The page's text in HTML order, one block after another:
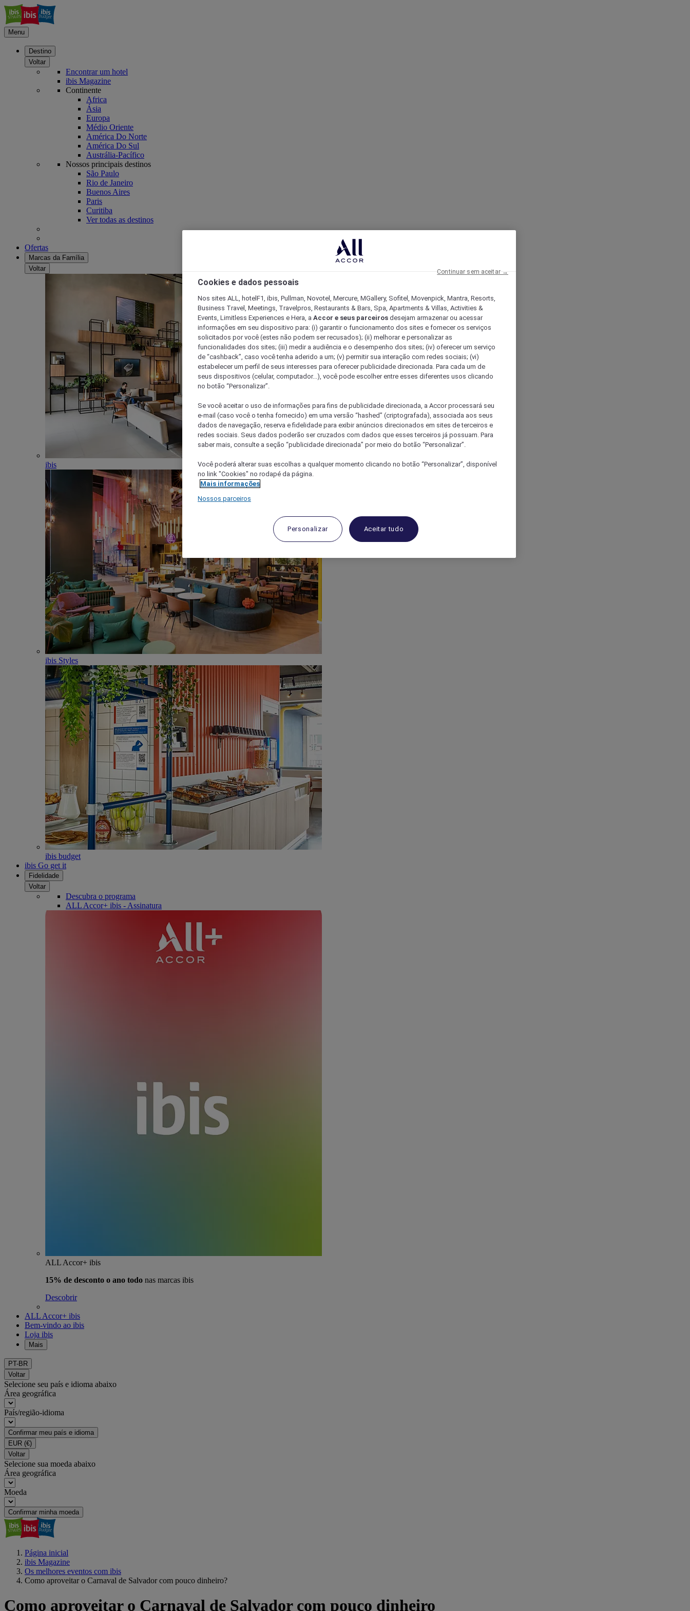
Menu
Destino
Voltar
Encontrar um hotel
ibis Magazine
Continente
Africa
Ásia
Europa
Médio Oriente
América Do Norte
América Do Sul
Austrália-Pacífico
Nossos principais destinos
São Paulo
Rio de Janeiro
Buenos Aires
Paris
Curitiba
Ver todas as destinos
Ofertas
Marcas da Família
Voltar
ibis
ibis Styles
ibis budget
ibis Go get it
Fidelidade
Voltar
Descubra o programa
ALL Accor+ ibis - Assinatura
ALL Accor+ ibis
15% de desconto o ano todo nas marcas ibis
Descobrir
ALL Accor+ ibis
Bem-vindo ao ibis
Loja ibis
Mais
PT-BR
Voltar
Selecione seu país e idioma abaixo
Área geográfica
País/região-idioma
Confirmar meu país e idioma
EUR (€)
Voltar
Selecione sua moeda abaixo
Área geográfica
Moeda
Confirmar minha moeda
Página inicial
ibis Magazine
Os melhores eventos com ibis
Como aproveitar o Carnaval de Salvador com pouco dinheiro?
Como aproveitar o Carnaval de Salvador com pouco dinheiro
Cookies e dados pessoais
Nos sites ALL, hotelF1, ibis, Pullman, Novotel, Mercure, MGallery, Sofitel, Movenpick, Mantra, Resorts,
Business Travel, Meetings, Travelpros, Restaurants & Bars, Spa, Apartments & Villas, Activities &
Events, Limitless Experiences e Hera, a Accor e seus parceiros desejam armazenar ou acessar
informações em seu dispositivo para: (i) garantir o funcionamento dos sites e fornecer os serviços
solicitados por você (estes não podem ser recusados); (ii) melhorar e personalizar as
funcionalidades dos sites; (iii) medir a audiência e o desempenho dos sites; (iv) oferecer um serviço
de “cashback”, caso você tenha aderido a um; (v) permitir sua interação com redes sociais; (vi)
estabelecer um perfil de seus interesses para oferecer publicidade direcionada. Para cada um de
seus dispositivos (celular, computador...), você pode escolher entre esses diferentes usos clicando
no botão “Personalizar”.
Se você aceitar o uso de informações para fins de publicidade direcionada, a Accor processará seu
e-mail (caso você o tenha fornecido) em uma versão “hashed” (criptografada), associada aos seus
dados de navegação, reserva e fidelidade para exibir anúncios direcionados em sites de terceiros e
redes sociais. Seus dados poderão ser cruzados com dados que esses terceiros já possuam. Para
saber mais, consulte a seção “publicidade direcionada” por meio do botão “Personalizar”.
Você poderá alterar suas escolhas a qualquer momento clicando no botão “Personalizar”, disponível
no link "Cookies" no rodapé da página.
Mais informações
Nossos parceiros
Personalizar Aceitar tudo
Continuar sem aceitar →